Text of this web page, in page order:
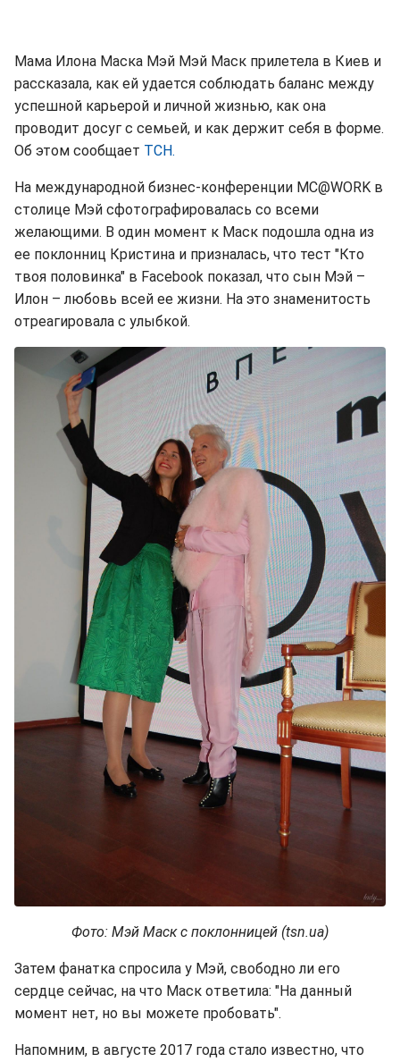
Мама Илона Маска Мэй Мэй Маск прилетела в Киев и
рассказала, как ей удается соблюдать баланс между
успешной карьерой и личной жизнью, как она
проводит досуг с семьей, и как держит себя в форме.
Об этом сообщает ТСН.
На международной бизнес-конференции MC@WORK в
столице Мэй сфотографировалась со всеми
желающими. В один момент к Маск подошла одна из
ее поклонниц Кристина и призналась, что тест "Кто
твоя половинка" в Facebook показал, что сын Мэй –
Илон – любовь всей ее жизни. На это знаменитость
отреагировала с улыбкой.
Фото: Мэй Маск с поклонницей (tsn.ua)
Затем фанатка спросила у Мэй, свободно ли его
сердце сейчас, на что Маск ответила: "На данный
момент нет, но вы можете пробовать".
Напомним, в августе 2017 года стало известно, что